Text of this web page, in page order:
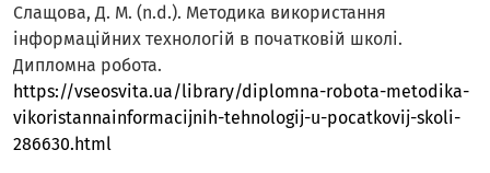
Слащова, Д. М. (n.d.). Методика використання
інформаційних технологій в початковій школі.
Дипломна робота.
https://vseosvita.ua/library/diplomna-robota-metodika-
vikoristannainformacijnih-tehnologij-u-pocatkovij-skoli-
286630.html